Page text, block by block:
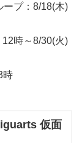
ープ：8/18(木)
時～8/30(火)
時
仮面